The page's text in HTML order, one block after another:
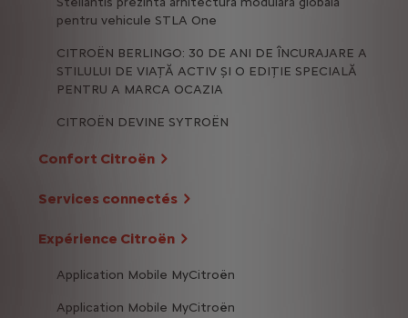
pentru vehicule STLA One
CITROËN BERLINGO: 30 DE ANI DE ÎNCURAJARE A
STILULUI DE VIAȚĂ ACTIV ȘI O EDIȚIE SPECIALĂ
PENTRU A MARCA OCAZIA
CITROËN DEVINE SYTROËN
Confort Citroën
Services connectés
Expérience Citroën
Application Mobile MyCitroën
Application Mobile MyCitroën